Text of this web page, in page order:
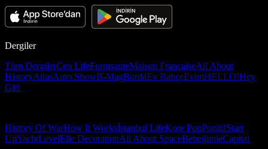
Dergiler
Tüm DergilerCeo LifeFormsanteMaison FrançaiseAll About
HistoryAtlasAuto ShowB-MagBurdaEv BahçeEvimHELLO!Hey
Girl
History Of WarHow It Worksİstanbul LifeKore PopPozitifStart
UpYachtLevelElle DecorationAll About SpaceBebeğimleCapital